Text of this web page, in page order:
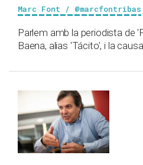
Marc Font / @marcfontribas
Parlem amb la periodista de
Baena, alias 'Tácito', i la